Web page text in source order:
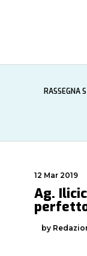
RASSEGNA
12 Mar 2019
Ag.
by